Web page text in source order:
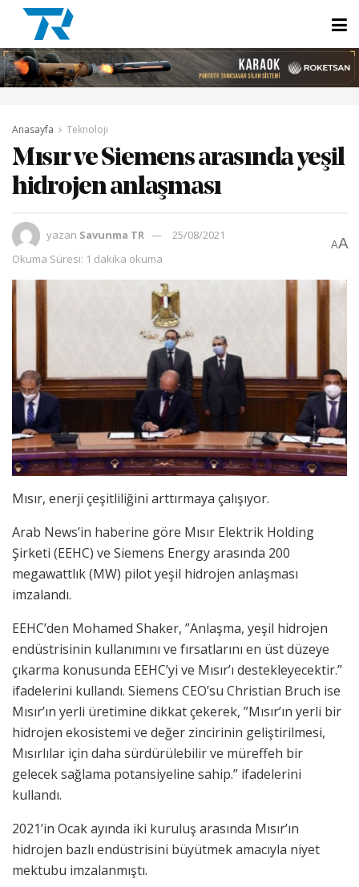
Anasayfa Teknoloji
Mısır ve Siemens arasında yeşil
hidrojen anlaşması
yazan Savunma TR
25/08/2021
Okuma Süresi: 1 dakika okuma
AA
Mısır, enerji çeşitliliğini arttırmaya çalışıyor.
Arab News’in haberine göre Mısır Elektrik Holding
Şirketi (EEHC) ve Siemens Energy arasında 200
megawattlık (MW) pilot yeşil hidrojen anlaşması
imzalandı.
EEHC’den Mohamed Shaker, ”Anlaşma, yeşil hidrojen
endüstrisinin kullanımını ve fırsatlarını en üst düzeye
çıkarma konusunda EEHC’yi ve Mısır’ı destekleyecektir.”
ifadelerini kullandı. Siemens CEO’su Christian Bruch ise
Mısır’ın yerli üretimine dikkat çekerek, ”Mısır’ın yerli bir
hidrojen ekosistemi ve değer zincirinin geliştirilmesi,
Mısırlılar için daha sürdürülebilir ve müreffeh bir
gelecek sağlama potansiyeline sahip.” ifadelerini
kullandı.
2021’in Ocak ayında iki kuruluş arasında Mısır’ın
hidrojen bazlı endüstrisini büyütmek amacıyla niyet
mektubu imzalanmıştı.